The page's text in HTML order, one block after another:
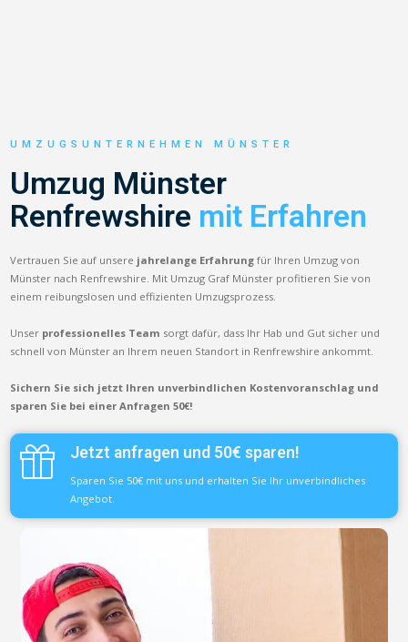
UMZUGSUNTERNEHMEN MÜNSTER
Umzug Münster
Renfrewshire mit Erfahren
Vertrauen Sie auf unsere jahrelange Erfahrung für Ihren Umzug von
Münster nach Renfrewshire. Mit Umzug Graf Münster profitieren Sie von
einem reibungslosen und effizienten Umzugsprozess.
Unser professionelles Team sorgt dafür, dass Ihr Hab und Gut sicher und
schnell von Münster an Ihrem neuen Standort in Renfrewshire ankommt.
Sichern Sie sich jetzt Ihren unverbindlichen Kostenvoranschlag und
sparen Sie bei einer Anfragen 50€!
Jetzt anfragen und 50€ sparen!
Sparen Sie 50€ mit uns und erhalten Sie Ihr unverbindliches
Angebot.